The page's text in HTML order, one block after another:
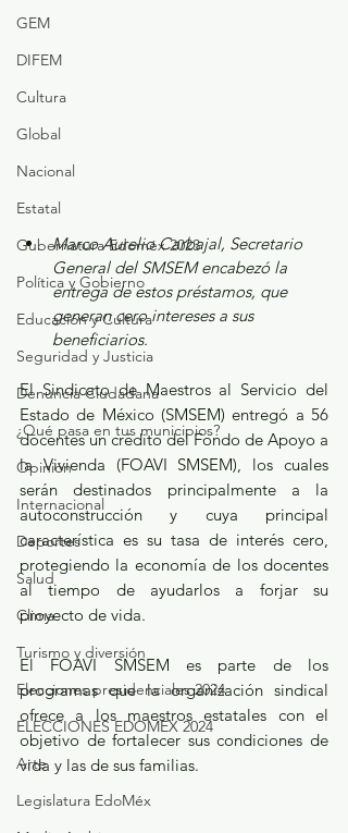
GEM
DIFEM
Cultura
Global
Nacional
Estatal
Gubernatura Edoméx 2023
Política y Gobierno
Educación y Cultura
Seguridad y Justicia
Denuncia Ciudadana
¿Qué pasa en tus municipios?
Opinión
Internacional
Deportes
Salud
Clima
Turismo y diversión
Elecciones presidenciales 2024
ELECCIONES EDOMEX 2024
Arte
Legislatura EdoMéx
Marco Aurelio Carbajal, Secretario
General del SMSEM encabezó la
entrega de estos préstamos, que
generan cero intereses a sus
beneficiarios.
El Sindicato de Maestros al Servicio del
Estado de México (SMSEM) entregó a 56
docentes un crédito del Fondo de Apoyo a
la Vivienda (FOAVI SMSEM), los cuales
serán destinados principalmente a la
autoconstrucción y cuya principal
característica es su tasa de interés cero,
protegiendo la economía de los docentes
al tiempo de ayudarlos a forjar su
proyecto de vida.
El FOAVI SMSEM es parte de los
programas que la organización sindical
ofrece a los maestros estatales con el
objetivo de fortalecer sus condiciones de
vida y las de sus familias.